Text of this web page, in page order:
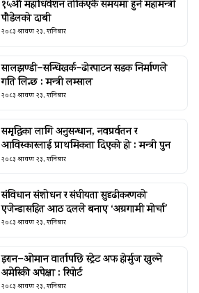
१५औँ महाधिवेशन तोकिएकै समयमा हुने महामन्त्री
पौडेलको दाबी
२०८३ श्रावण २३, शनिबार
सालझण्डी–सन्धिखर्क–ढोरपाटन सडक निर्माणले
गति लिन्छ : मन्त्री लम्साल
२०८३ श्रावण २३, शनिबार
समृद्धिका लागि अनुसन्धान, नवप्रर्वतन र
आविस्कारलाई प्राथमिकता दिएको हो : मन्त्री पुन
२०८३ श्रावण २३, शनिबार
संविधान संशोधन र संघीयता सुदृढीकरणको
एजेन्डासहित आठ दलले बनाए ‘अग्रगामी मोर्चा’
२०८३ श्रावण २३, शनिबार
इरान–ओमान वार्तापछि स्ट्रेट अफ होर्मुज खुल्ने
अमेरिकी अपेक्षा : रिपोर्ट
२०८३ श्रावण २३, शनिबार